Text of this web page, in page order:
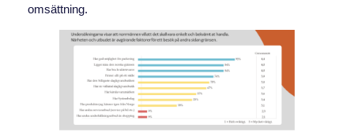
omsättning.